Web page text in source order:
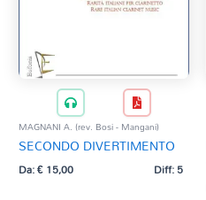
MAGNANI A. (rev. Bosi - Mangani)
SECONDO DIVERTIMENTO
Da:€15,00 Diff: 5